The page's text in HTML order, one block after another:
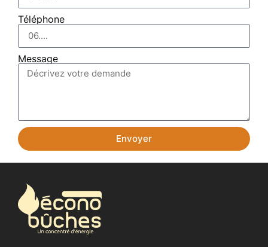
Téléphone
Message
Envoyer